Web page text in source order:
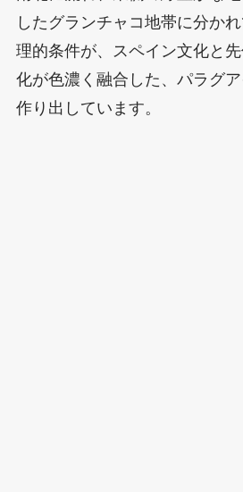
したグランチャコ地帯に分か
理的条件が、スペイン文化と
化が色濃く融合した、パラグ
作り出しています。